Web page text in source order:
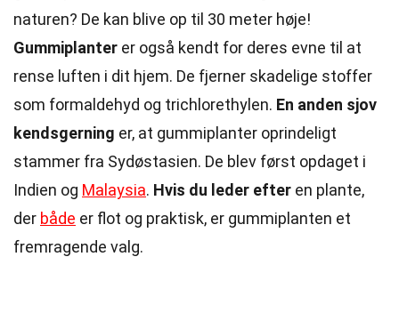
naturen? De kan blive op til 30 meter høje!
Gummiplanter er også kendt for deres evne til at
rense luften i dit hjem. De fjerner skadelige stoffer
som formaldehyd og trichlorethylen. En anden sjov
kendsgerning er, at gummiplanter oprindeligt
stammer fra Sydøstasien. De blev først opdaget i
Indien og Malaysia. Hvis du leder efter en plante,
der både er flot og praktisk, er gummiplanten et
fremragende valg.